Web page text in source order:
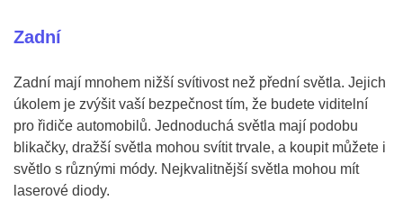
Zadní
Zadní mají mnohem nižší svítivost než přední světla. Jejich
úkolem je zvýšit vaší bezpečnost tím, že budete viditelní
pro řidiče automobilů. Jednoduchá světla mají podobu
blikačky, dražší světla mohou svítit trvale, a koupit můžete i
světlo s různými módy. Nejkvalitnější světla mohou mít
laserové diody.